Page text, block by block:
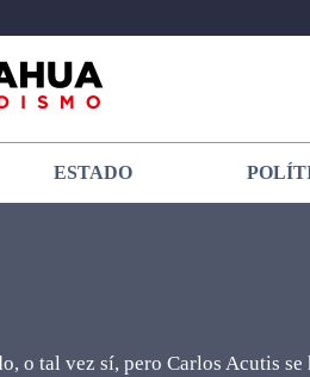
ESTADO
o tal vez sí, pero Carlos Acutis